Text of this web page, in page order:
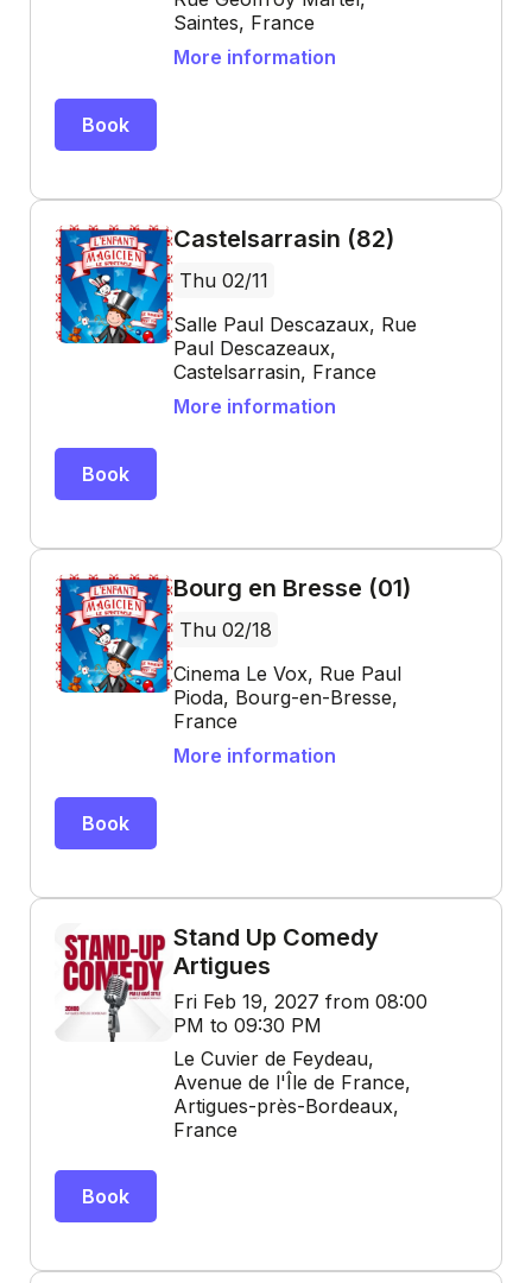
Saintes, France
More information
Book
Castelsarrasin (82)
Thu 02/11
Salle Paul Descazaux, Rue
Paul Descazeaux,
Castelsarrasin, France
More information
Book
Bourg en Bresse (01)
Thu 02/18
Cinema Le Vox, Rue Paul
Pioda, Bourg-en-Bresse,
France
More information
Book
Stand Up Comedy
Artigues
Fri Feb 19, 2027 from 08:00
PM to 09:30 PM
Le Cuvier de Feydeau,
Avenue de l'Île de France,
Artigues-près-Bordeaux,
France
Book